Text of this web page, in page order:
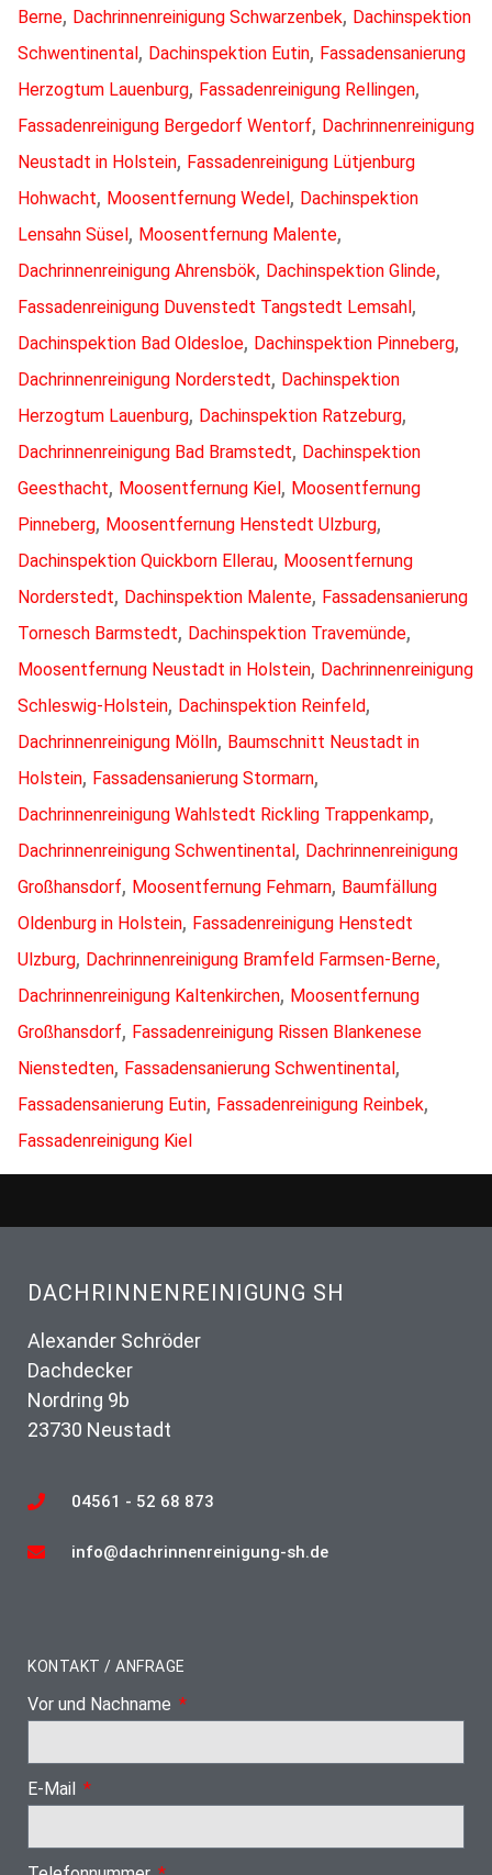
Berne, Dachrinnenreinigung Schwarzenbek, Dachinspektion
Schwentinental, Dachinspektion Eutin, Fassadensanierung
Herzogtum Lauenburg, Fassadenreinigung Rellingen,
Fassadenreinigung Bergedorf Wentorf, Dachrinnenreinigung
Neustadt in Holstein, Fassadenreinigung Lütjenburg
Hohwacht, Moosentfernung Wedel, Dachinspektion
Lensahn Süsel, Moosentfernung Malente,
Dachrinnenreinigung Ahrensbök, Dachinspektion Glinde,
Fassadenreinigung Duvenstedt Tangstedt Lemsahl,
Dachinspektion Bad Oldesloe, Dachinspektion Pinneberg,
Dachrinnenreinigung Norderstedt, Dachinspektion
Herzogtum Lauenburg, Dachinspektion Ratzeburg,
Dachrinnenreinigung Bad Bramstedt, Dachinspektion
Geesthacht, Moosentfernung Kiel, Moosentfernung
Pinneberg, Moosentfernung Henstedt Ulzburg,
Dachinspektion Quickborn Ellerau, Moosentfernung
Norderstedt, Dachinspektion Malente, Fassadensanierung
Tornesch Barmstedt, Dachinspektion Travemünde,
Moosentfernung Neustadt in Holstein, Dachrinnenreinigung
Schleswig-Holstein, Dachinspektion Reinfeld,
Dachrinnenreinigung Mölln, Baumschnitt Neustadt in
Holstein, Fassadensanierung Stormarn,
Dachrinnenreinigung Wahlstedt Rickling Trappenkamp,
Dachrinnenreinigung Schwentinental, Dachrinnenreinigung
Großhansdorf, Moosentfernung Fehmarn, Baumfällung
Oldenburg in Holstein, Fassadenreinigung Henstedt
Ulzburg, Dachrinnenreinigung Bramfeld Farmsen-Berne,
Dachrinnenreinigung Kaltenkirchen, Moosentfernung
Großhansdorf, Fassadenreinigung Rissen Blankenese
Nienstedten, Fassadensanierung Schwentinental,
Fassadensanierung Eutin, Fassadenreinigung Reinbek,
Fassadenreinigung Kiel
DACHRINNENREINIGUNG SH
Alexander Schröder
Dachdecker
Nordring 9b
23730 Neustadt
04561 - 52 68 873
info@dachrinnenreinigung-sh.de
KONTAKT / ANFRAGE
Vor und Nachname
E-Mail